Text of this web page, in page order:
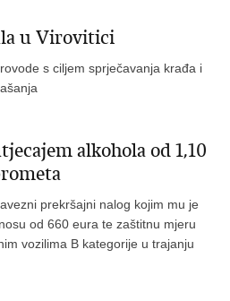
u Virovitici
s ciljem sprječavanja krađa i
alkohola od 1,10
prekršajni nalog kojim mu je
od 660 eura te zaštitnu mjeru
vozilima B kategorije u trajanju